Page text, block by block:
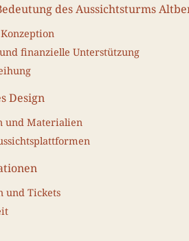
des Aussichtsturms
finanzielle Unterstützung
Design
und Materialien
und Tickets